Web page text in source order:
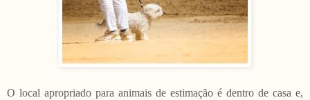
O local apropriado para animais de estimação é dentro de casa e,